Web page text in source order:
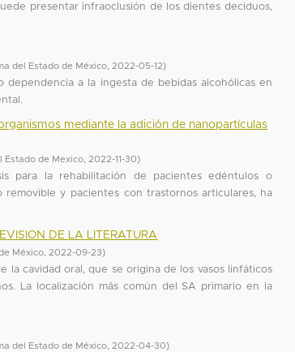
presentar infraoclusión de los dientes deciduos,
del Estado de México 2022-05-12)
dependencia a la ingesta de bebidas alcohólicas en
mediante la adición de nanopartículas
Estado de Mexico 2022-11-30)
para la rehabilitación de pacientes edéntulos o
y pacientes con trastornos articulares, ha
DE LA LITERATURA
México 2022-09-23)
la cavidad oral, que se origina de los vasos linfáticos
La localización más común del SA primario en la
del Estado de México 2022-04-30)